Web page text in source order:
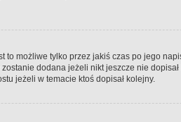
to możliwe tylko przez jakiś czas po jego
dodana jeżeli nikt jeszcze nie
jeżeli w temacie ktoś dopisał kolejny.